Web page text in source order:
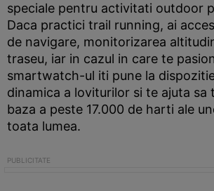
speciale pentru activitati outdoor
Daca practici trail running, ai
de navigare, monitorizarea
traseu, iar in cazul in care te
smartwatch-ul iti pune la
dinamica a loviturilor si te ajuta sa
baza a peste 17.000 de harti ale
toata lumea.